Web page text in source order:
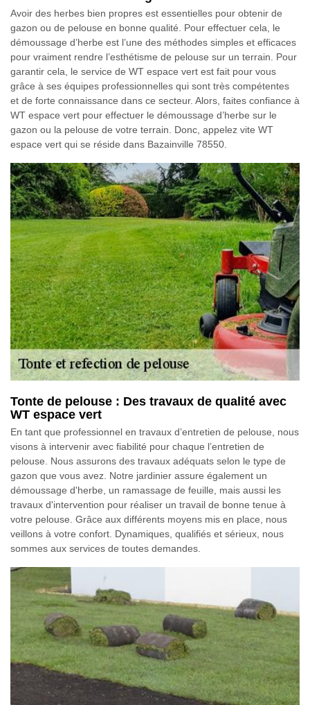
Avoir des herbes bien propres est essentielles pour obtenir de
gazon ou de pelouse en bonne qualité. Pour effectuer cela, le
démoussage d’herbe est l’une des méthodes simples et efficaces
pour vraiment rendre l’esthétisme de pelouse sur un terrain. Pour
garantir cela, le service de WT espace vert est fait pour vous
grâce à ses équipes professionnelles qui sont très compétentes
et de forte connaissance dans ce secteur. Alors, faites confiance à
WT espace vert pour effectuer le démoussage d’herbe sur le
gazon ou la pelouse de votre terrain. Donc, appelez vite WT
espace vert qui se réside dans Bazainville 78550.
Tonte de pelouse : Des travaux de qualité avec
WT espace vert
En tant que professionnel en travaux d’entretien de pelouse, nous
visons à intervenir avec fiabilité pour chaque l’entretien de
pelouse. Nous assurons des travaux adéquats selon le type de
gazon que vous avez. Notre jardinier assure également un
démoussage d'herbe, un ramassage de feuille, mais aussi les
travaux d'intervention pour réaliser un travail de bonne tenue à
votre pelouse. Grâce aux différents moyens mis en place, nous
veillons à votre confort. Dynamiques, qualifiés et sérieux, nous
sommes aux services de toutes demandes.